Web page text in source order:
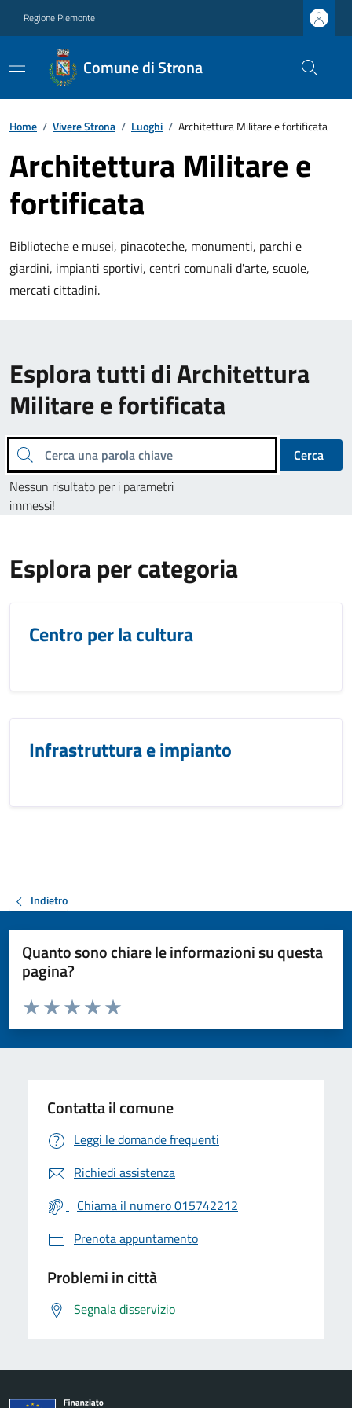
Regione Piemonte
Comune di Strona
Home / Vivere Strona / Luoghi / Architettura Militare e fortificata
Architettura Militare e
fortificata
Biblioteche e musei, pinacoteche, monumenti, parchi e
giardini, impianti sportivi, centri comunali d'arte, scuole,
mercati cittadini.
Esplora tutti di Architettura
Militare e fortificata
Cerca una parola chiave
Cerca
Nessun risultato per i parametri
immessi!
Esplora per categoria
Centro per la cultura
Infrastruttura e impianto
Indietro
Quanto sono chiare le informazioni su questa
pagina?
Valuta da 1 a 5 stelle la pagina
Valuta 5 stelle su 5
Valuta 4 stelle su 5
Valuta 3 stelle su 5
Valuta 2 stelle su 5
Valuta 1 stelle su 5
Contatta il comune
Leggi le domande frequenti
Richiedi assistenza
Chiama il numero 015742212
Prenota appuntamento
Problemi in città
Segnala disservizio